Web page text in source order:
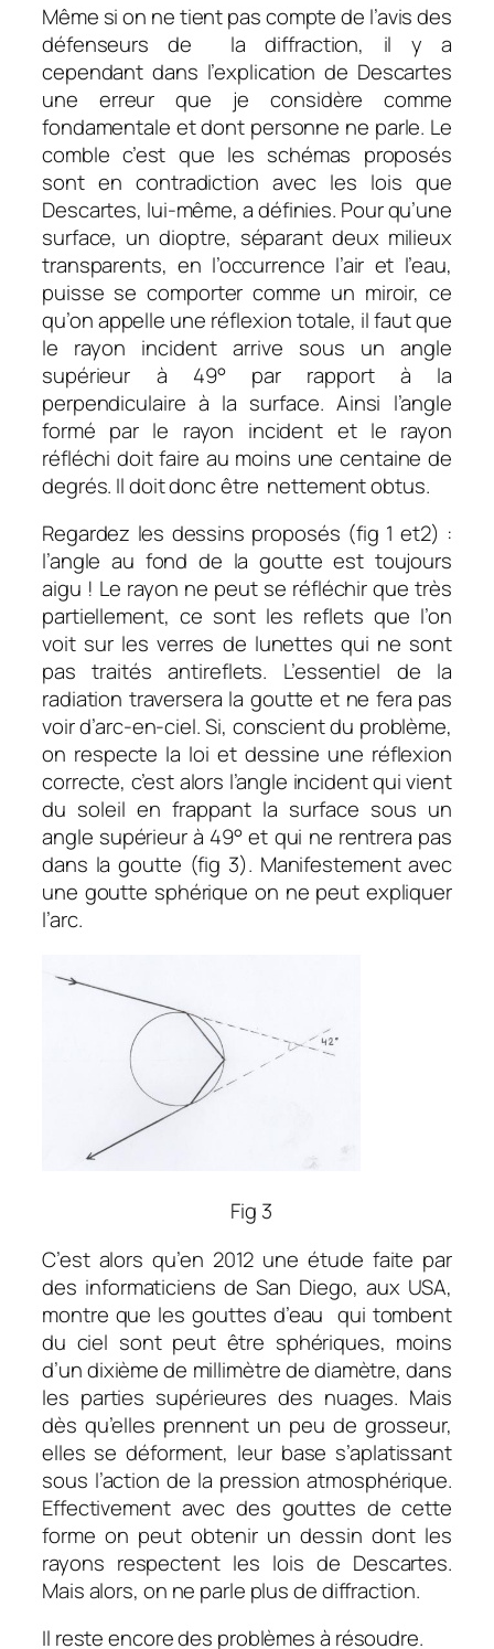
Même si on ne tient pas compte de l’avis des
défenseurs de la diffraction, il y a
cependant dans l’explication de Descartes
une erreur que je considère comme
fondamentale et dont personne ne parle. Le
comble c’est que les schémas proposés
sont en contradiction avec les lois que
Descartes, lui-même, a définies. Pour qu’une
surface, un dioptre, séparant deux milieux
transparents, en l’occurrence l’air et l’eau,
puisse se comporter comme un miroir, ce
qu’on appelle une réflexion totale, il faut que
le rayon incident arrive sous un angle
supérieur à 49° par rapport à la
perpendiculaire à la surface. Ainsi l’angle
formé par le rayon incident et le rayon
réfléchi doit faire au moins une centaine de
degrés. Il doit donc être nettement obtus.
Regardez les dessins proposés (fig 1 et2) :
l’angle au fond de la goutte est toujours
aigu ! Le rayon ne peut se réfléchir que très
partiellement, ce sont les reflets que l’on
voit sur les verres de lunettes qui ne sont
pas traités antireflets. L’essentiel de la
radiation traversera la goutte et ne fera pas
voir d’arc-en-ciel. Si, conscient du problème,
on respecte la loi et dessine une réflexion
correcte, c’est alors l’angle incident qui vient
du soleil en frappant la surface sous un
angle supérieur à 49° et qui ne rentrera pas
dans la goutte (fig 3). Manifestement avec
une goutte sphérique on ne peut expliquer
l’arc.
Fig 3
C’est alors qu’en 2012 une étude faite par
des informaticiens de San Diego, aux USA,
montre que les gouttes d’eau qui tombent
du ciel sont peut être sphériques, moins
d’un dixième de millimètre de diamètre, dans
les parties supérieures des nuages. Mais
dès qu’elles prennent un peu de grosseur,
elles se déforment, leur base s’aplatissant
sous l’action de la pression atmosphérique.
Effectivement avec des gouttes de cette
forme on peut obtenir un dessin dont les
rayons respectent les lois de Descartes.
Mais alors, on ne parle plus de diffraction.
Il reste encore des problèmes à résoudre.